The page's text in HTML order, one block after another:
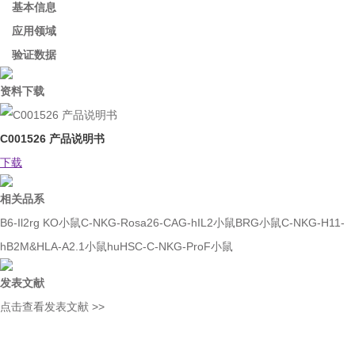
基本信息
应用领域
验证数据
资料下载
C001526 产品说明书
下载
相关品系
B6-Il2rg KO小鼠C-NKG-Rosa26-CAG-hIL2小鼠BRG小鼠C-NKG-H11-
hB2M&HLA-A2.1小鼠huHSC-C-NKG-ProF小鼠
发表文献
点击查看发表文献 >>